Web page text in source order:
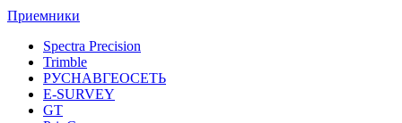
Приемники
Spectra Precision
Trimble
РУСНАВГЕОСЕТЬ
E-SURVEY
GT